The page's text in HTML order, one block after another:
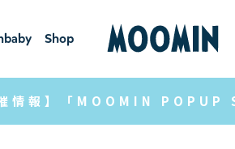
ベ
Shop
ショ
ップ
催情報】「MOOMIN POPUP